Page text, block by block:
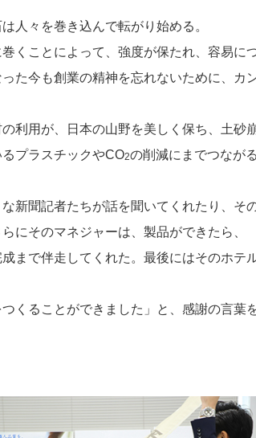
人々を巻き込んで転がり始める。
くことによって、強度が保たれ、容易に
た今も創業の精神を忘れないために、カ
利用が、日本の山野を美しく保ち、土砂
プラスチックやCO2の削減にまでつながる
新聞記者たちが話を聞いてくれたり、そ
にそのマネジャーは、製品ができたら、
まで伴走してくれた。最後にはそのホテ
くることができました」と、感謝の言葉